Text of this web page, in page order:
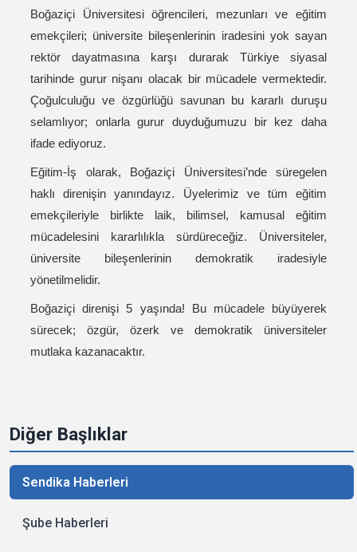
Diğer Başlıklar
Sendika Haberleri
Şube Haberleri
Boğaziçi Üniversitesi öğrencileri, mezunları ve eğitim
emekçileri; üniversite bileşenlerinin iradesini yok sayan
rektör dayatmasına karşı durarak Türkiye siyasal
tarihinde gurur nişanı olacak bir mücadele vermektedir.
Çoğulculuğu ve özgürlüğü savunan bu kararlı duruşu
selamlıyor; onlarla gurur duyduğumuzu bir kez daha
ifade ediyoruz.
Eğitim-İş olarak, Boğaziçi Üniversitesi’nde süregelen
haklı direnişin yanındayız. Üyelerimiz ve tüm eğitim
emekçileriyle birlikte laik, bilimsel, kamusal eğitim
mücadelesini kararlılıkla sürdüreceğiz. Üniversiteler,
üniversite bileşenlerinin demokratik iradesiyle
yönetilmelidir.
Boğaziçi direnişi 5 yaşında! Bu mücadele büyüyerek
sürecek; özgür, özerk ve demokratik üniversiteler
mutlaka kazanacaktır.